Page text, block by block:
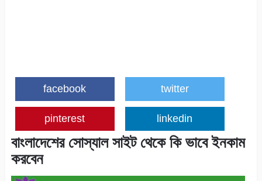
facebook twitter
pinterest linkedin
বাংলাদেশের সোস্যাল সাইট থেকে কি ভাবে ইনকাম
করবেন